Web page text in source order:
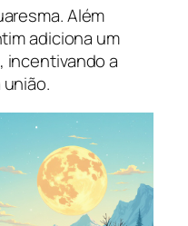
Além
adiciona um
incentivando a